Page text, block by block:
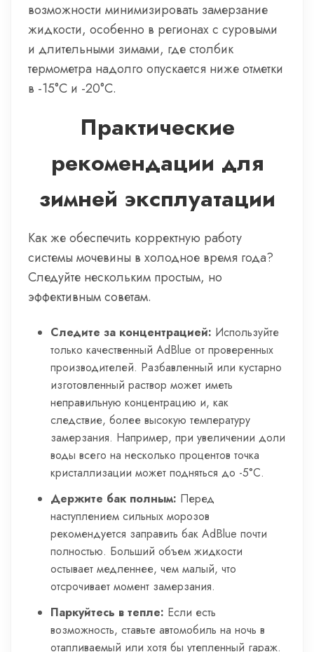
возможности минимизировать замерзание
жидкости, особенно в регионах с суровыми
и длительными зимами, где столбик
термометра надолго опускается ниже отметки
в -15°C и -20°C.
Практические
рекомендации для
зимней эксплуатации
Как же обеспечить корректную работу
системы мочевины в холодное время года?
Следуйте нескольким простым, но
эффективным советам.
Следите за концентрацией: Используйте
только качественный AdBlue от проверенных
производителей. Разбавленный или кустарно
изготовленный раствор может иметь
неправильную концентрацию и, как
следствие, более высокую температуру
замерзания. Например, при увеличении доли
воды всего на несколько процентов точка
кристаллизации может подняться до -5°C.
Держите бак полным: Перед
наступлением сильных морозов
рекомендуется заправить бак AdBlue почти
полностью. Больший объем жидкости
остывает медленнее, чем малый, что
отсрочивает момент замерзания.
Паркуйтесь в тепле: Если есть
возможность, ставьте автомобиль на ночь в
отапливаемый или хотя бы утепленный гараж.